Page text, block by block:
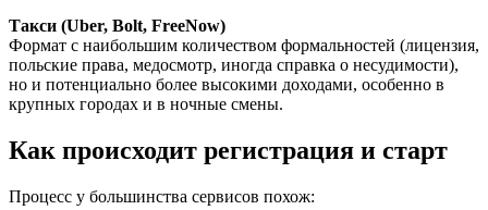
Такси (Uber, Bolt, FreeNow)
Формат с наибольшим количеством формальностей (лицензия,
польские права, медосмотр, иногда справка о несудимости),
но и потенциально более высокими доходами, особенно в
крупных городах и в ночные смены.
Как происходит регистрация и старт
Процесс у большинства сервисов похож: